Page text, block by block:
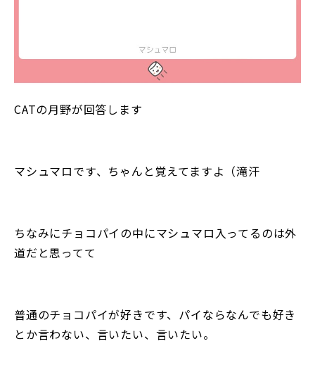
CATの月野が回答します
マシュマロです、ちゃんと覚えてますよ（滝汗
ちなみにチョコパイの中にマシュマロ入ってるのは外
道だと思ってて
普通のチョコパイが好きです、パイならなんでも好き
とか言わない、言いたい、言いたい。